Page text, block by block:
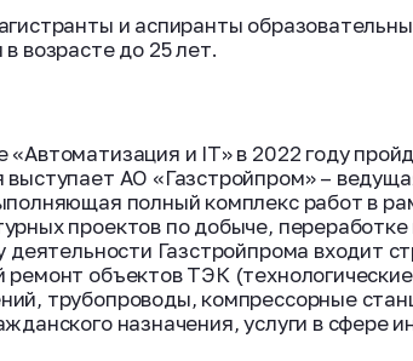
и аспиранты
возрасте до 25 лет.
«Автоматизация и IT» в 2022 году
выступает АО «Газстройпром» –
полный комплекс работ в
проектов по добыче,
деятельности Газстройпрома входит
ремонт объектов ТЭК
трубопроводы, компрессорные
назначения, услуги в сфере